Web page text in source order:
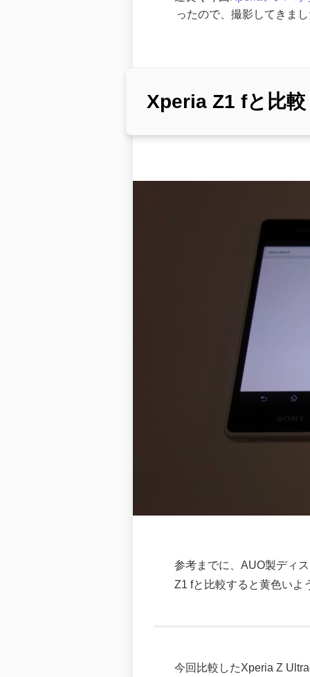
ったので、撮影してきま
Xperia Z1 fと比較
参考までに、AUO製ディ
Z1 fと比較すると黄色いよ
今回比較したXperia Z